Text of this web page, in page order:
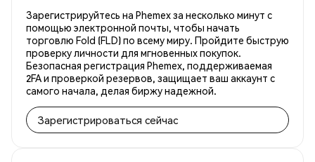
Зарегистрируйтесь на Phemex за несколько минут с
помощью электронной почты, чтобы начать
торговлю Fold (FLD) по всему миру. Пройдите быструю
проверку личности для мгновенных покупок.
Безопасная регистрация Phemex, поддерживаемая
2FA и проверкой резервов, защищает ваш аккаунт с
самого начала, делая биржу надежной.
Зарегистрироваться сейчас